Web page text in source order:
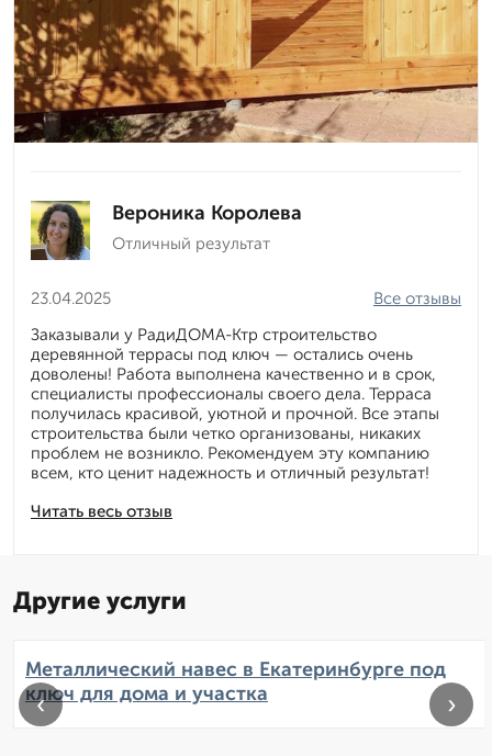
Вероника Королева
Отличный результат
23.04.2025
Читать весь отзыв
Все отзывы
Заказывали у РадиДОМА-Ктр строительство
деревянной террасы под ключ — остались очень
доволены! Работа выполнена качественно и в срок,
специалисты профессионалы своего дела. Терраса
получилась красивой, уютной и прочной. Все этапы
строительства были четко организованы, никаких
проблем не возникло. Рекомендуем эту компанию
всем, кто ценит надежность и отличный результат!
Другие услуги
Металлический навес в Екатеринбурге под
ключ для дома и участка
‹ ›